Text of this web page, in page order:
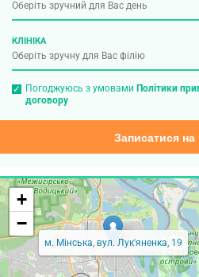
КЛІНІКА
Погоджуюсь з умовами Політики
договору
Записатися
м. Мінська, вул. Лук'яненка, 19
+
−